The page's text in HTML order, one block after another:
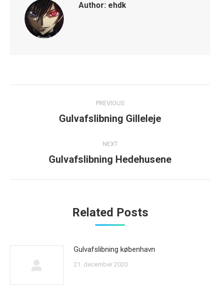
Author: ehdk
navigation
PREVIOUS
Previous
Gulvafslibning Gilleleje
NEXT
Next
Gulvafslibning Hedehusene
Related Posts
Gulvafslibning københavn
21. december 2020